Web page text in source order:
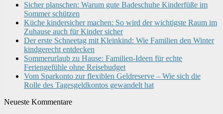
Sicher planschen: Warum gute Badeschuhe Kinderfüße im
Sommer schützen
Küche kindersicher machen: So wird der wichtigste Raum im
Zuhause auch für Kinder sicher
Der erste Schneetag mit Kleinkind: Wie Familien den Winter
kindgerecht entdecken
Sommerurlaub zu Hause: Familien-Ideen für echte
Feriengefühle ohne Reisebudget
Vom Sparkonto zur flexiblen Geldreserve – Wie sich die
Rolle des Tagesgeldkontos gewandelt hat
Neueste Kommentare